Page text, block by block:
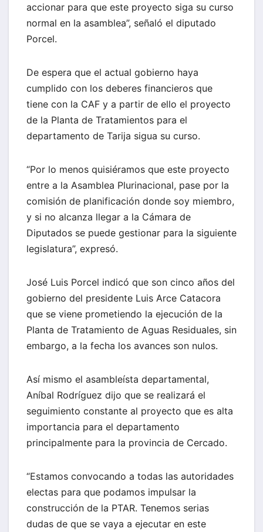
accionar para que este proyecto siga su curso
normal en la asamblea”, señaló el diputado
Porcel.
De espera que el actual gobierno haya
cumplido con los deberes financieros que
tiene con la CAF y a partir de ello el proyecto
de la Planta de Tratamientos para el
departamento de Tarija sigua su curso.
“Por lo menos quisiéramos que este proyecto
entre a la Asamblea Plurinacional, pase por la
comisión de planificación donde soy miembro,
y si no alcanza llegar a la Cámara de
Diputados se puede gestionar para la siguiente
legislatura”, expresó.
José Luis Porcel indicó que son cinco años del
gobierno del presidente Luis Arce Catacora
que se viene prometiendo la ejecución de la
Planta de Tratamiento de Aguas Residuales, sin
embargo, a la fecha los avances son nulos.
Así mismo el asambleísta departamental,
Aníbal Rodríguez dijo que se realizará el
seguimiento constante al proyecto que es alta
importancia para el departamento
principalmente para la provincia de Cercado.
“Estamos convocando a todas las autoridades
electas para que podamos impulsar la
construcción de la PTAR. Tenemos serias
dudas de que se vaya a ejecutar en este